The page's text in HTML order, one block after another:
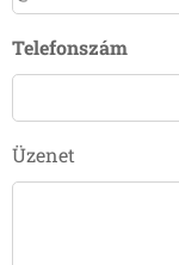
Telefonszám
Üzenet